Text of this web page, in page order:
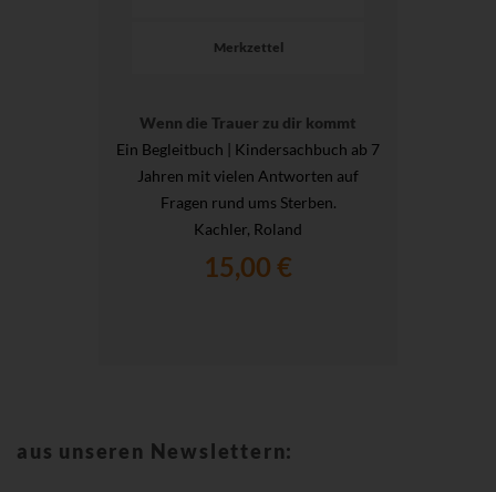
Merkzettel
Wenn die Trauer zu dir kommt
Ein Begleitbuch | Kindersachbuch ab 7
Jahren mit vielen Antworten auf
Fragen rund ums Sterben.
Kachler, Roland
15,00 €
aus unseren Newslettern: